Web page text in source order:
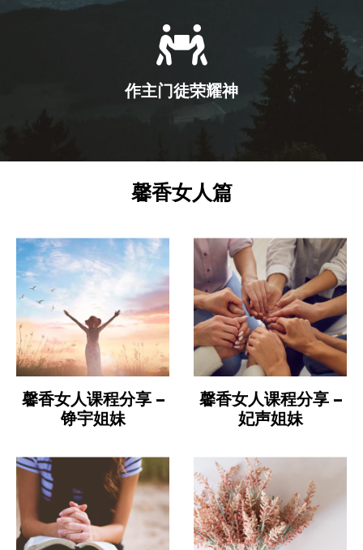
作主门徒荣耀神
馨香女人篇
馨香女人课程分享 –
铮宇姐妹
馨香女人课程分享 –
妃声姐妹